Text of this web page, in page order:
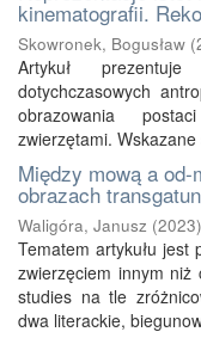
kinematografii.
Skowronek, Bogusław (
Artykuł
dotychczasowych
obrazowania
zwierzętami.
Między mową a
obrazach
Waligóra, Janusz (2023)
Tematem artykułu jest
zwierzęciem innym niż
studies na tle
dwa literackie,